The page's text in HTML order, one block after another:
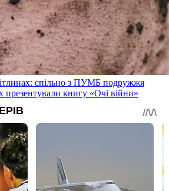
спільно з ПУМБ подружжя
презентували книгу «Очі війни»